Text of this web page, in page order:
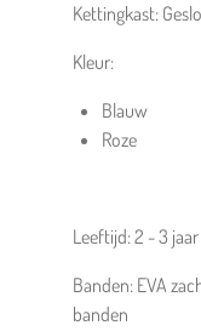
Kettingkast:
Kleur:
Blauw
Roze
Leeftijd:2 - 3 jaar
Banden: EVA
banden